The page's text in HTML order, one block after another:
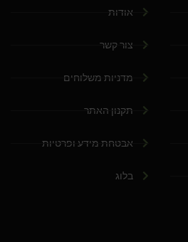
אודות
צור קשר
מדניות משלוחים
תקנון האתר
אבטחת מידע ופרטיות
בלוג